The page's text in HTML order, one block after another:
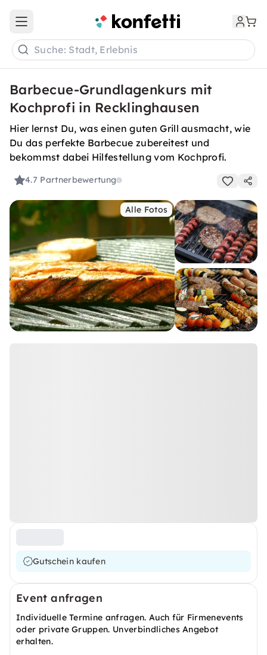
Open main menu
Suche: Stadt, Erlebnis
Barbecue-Grundlagenkurs mit
Kochprofi in Recklinghausen
Hier lernst Du, was einen guten Grill ausmacht, wie
Du das perfekte Barbecue zubereitest und
bekommst dabei Hilfestellung vom Kochprofi.
4.7 Partnerbewertung
Alle Fotos
Gutschein kaufen
Event anfragen
Individuelle Termine anfragen. Auch für Firmenevents
oder private Gruppen. Unverbindliches Angebot
erhalten.